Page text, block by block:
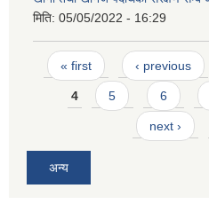
मिति: 05/05/2022 - 16:29
Pages
« first ‹ previous
4 5 6
next ›
अन्य